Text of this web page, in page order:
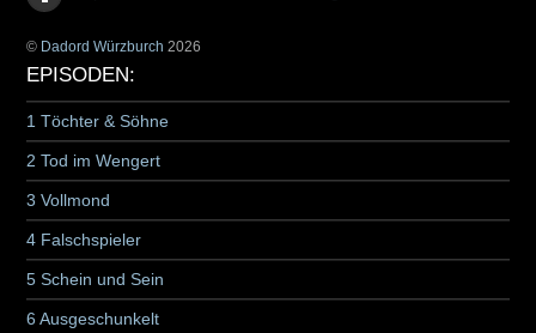
© Dadord Würzburch 2026
EPISODEN:
1 Töchter & Söhne
2 Tod im Wengert
3 Vollmond
4 Falschspieler
5 Schein und Sein
6 Ausgeschunkelt